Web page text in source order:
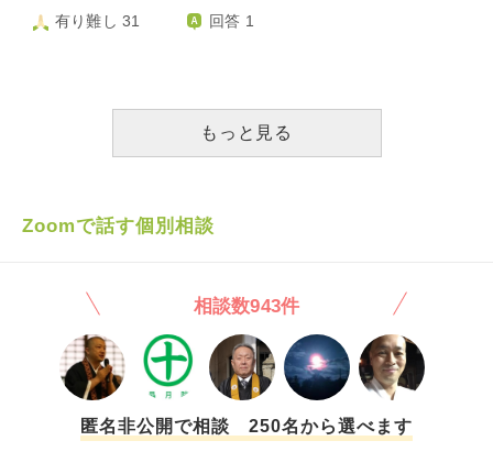
たします。
私の両親含め子供達までも殺人犯扱いを受けております。
他の投稿で仏様に導かれて極楽浄土へ行くとありましたが、
い事がたくさんありました。なんなら私の方が全て投げ出し
かったね…ごめんなさいとは思って安らかにと思う反面、人
生最大の裏切り方をされたという思いが交互にやってきてパ
せず、思い出そうとすると最期のあの姿しか思い出せませ
まいとてつもない恐怖が襲ってきてお風呂も寝るのも1人で
できません。 なのに何故あなたは1人だけ楽になり、みんな
から可哀想、可哀想と言われ、何故残された私たちは形見の
狭い思いをしなくてはならないのですか？ 夢から覚めて朝
有り難し 31 回答 1
もっと見る
Zoomで話す個別相談
相談数943件
匿名非公開で相談 250名から選べます